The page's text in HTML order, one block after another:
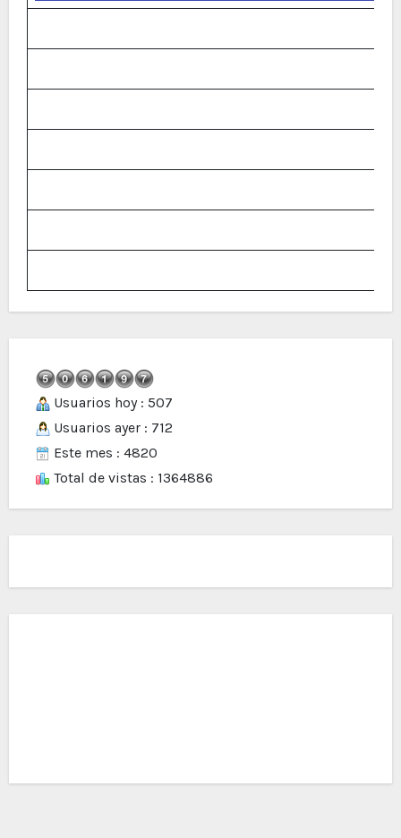
Usuarios hoy : 507
Usuarios ayer : 712
Este mes : 4820
Total de vistas : 1364886